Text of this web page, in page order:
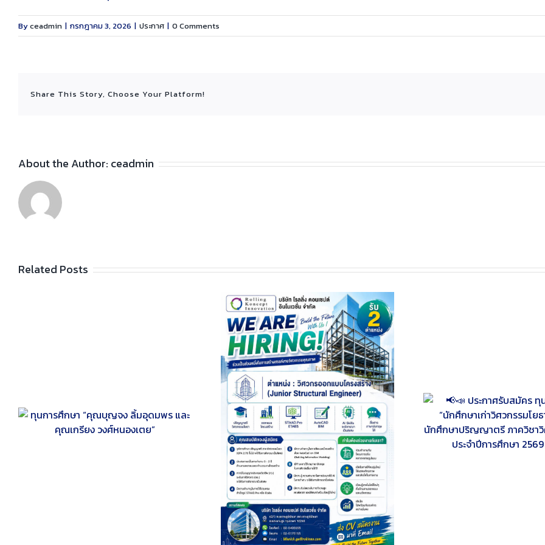
Byceadmin | กรกฎาคม 3, 2026 | ประกาศ | 0 Comments
Share This Story, Choose Your Platform!
About the Author: ceadmin
Related Posts
🚀 โอกาสดีๆ สำหรับวิศวกรโยธารุ่น
ใหม่มาถึงแล้ว! บริษัท โรลลิ่ง คอนเซปต์
อินโนเวชั่น จำกัด กำลังมองหา Junior
📢📣 ประกาศรับสมัคร ทุนการศึกษา
“นักศึกษาเก่าวิศวกรรมโยธา” สำหรับ
นักศึกษาปริญญาตรี ภาควิชาวิศวกรรม
โยธา ประจำปีการศึกษา 2569 📣 📢
ประกาศรายชื่อนัก
เพชรโยธา” ประจ